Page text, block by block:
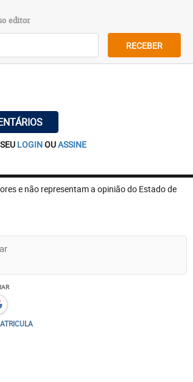
editor
RECEBER
LOGINOUASSINE
e não representam a opinião do Estado de